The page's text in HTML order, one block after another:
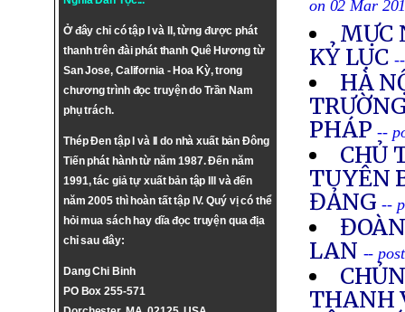
Ở đây chỉ có tập I và II, từng được phát
thanh trên đài phát thanh Quê Hương từ
San Jose, California - Hoa Kỳ, trong
chương trình đọc truyện do Trần Nam
phụ trách.
Thép Đen tập I và II do nhà xuất bản Đông
Tiến phát hành từ năm 1987. Đến năm
1991, tác giả tự xuất bản tập III và đến
năm 2005 thì hoàn tất tập IV. Quý vị có thể
hỏi mua sách hay dĩa đọc truyện qua địa
chỉ sau đây:
Dang Chi Binh
PO Box 255-571
on 02 Mar
MỰC
KỶ LỤC
HÀ
PHÁP --
CHỦ
TUYÊN
ĐẢNG --
LAN --
THANH